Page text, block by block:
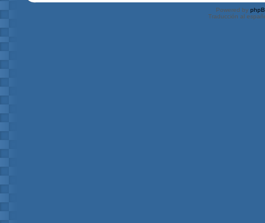
Powered by
Traducción al